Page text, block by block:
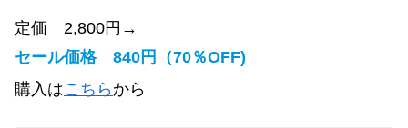
定価 2,800円→
セール価格 840円（70％OFF)
購入はこちらから